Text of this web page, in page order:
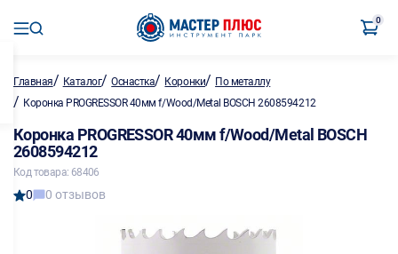
0
Главная/ Каталог/Оснастка/ Коронки/ По металлу
/ Коронка PROGRESSOR 40мм f/Wood/Metal BOSCH 2608594212
Коронка PROGRESSOR 40мм f/Wood/Metal BOSCH
2608594212
Код товара: 68406
0 0 отзывов